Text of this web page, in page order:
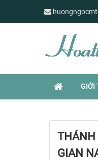
GIỚI
THÁNH
GIAN